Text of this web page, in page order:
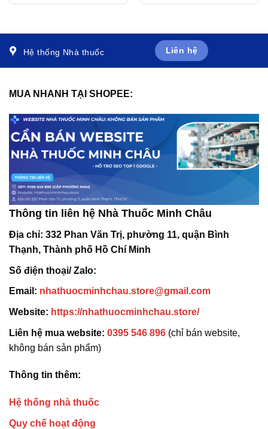
Hệ thống Nhà thuốc Liên hệ
MUA NHANH TẠI SHOPEE:
Thông tin liên hệ Nhà Thuốc Minh Châu
Địa chỉ: 332 Phan Văn Trị, phường 11, quận Bình
Thạnh, Thành phố Hồ Chí Minh
Số điện thoại/ Zalo:
Email: nhathuocminhchau.store@gmail.com
Website: https://nhathuocminhchau.store/
Liên hệ mua website: 0395 546 896 (chỉ bán website,
không bán sản phẩm)
Thông tin thêm:
Hệ thống nhà thuốc
Quy chế hoạt động